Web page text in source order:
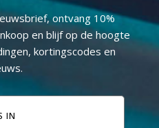
ontvang 10%
en blijf op de hoogte
kortingscodes en